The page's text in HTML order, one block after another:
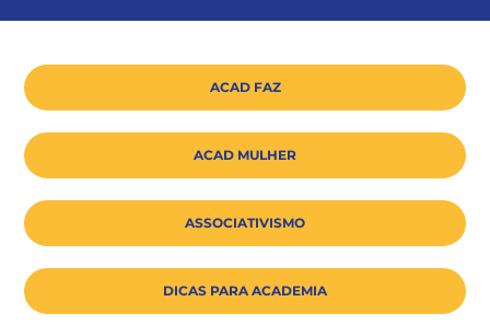
ACAD FAZ
ACAD MULHER
ASSOCIATIVISMO
DICAS PARA ACADEMIA